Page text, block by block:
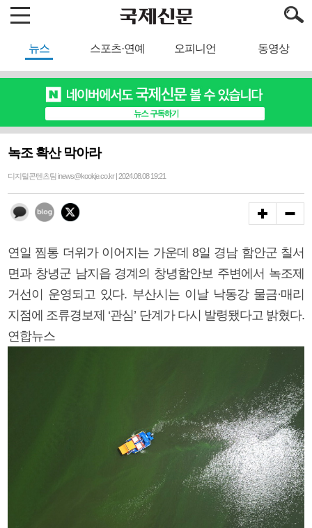
뉴스 스포츠·연예 오피니언 동영상
녹조 확산 막아라
디지털콘텐츠팀 inews@kookje.co.kr | 2024.08.08 19:21
연일 찜통 더위가 이어지는 가운데 8일 경남 함안군 칠서
면과 창녕군 남지읍 경계의 창녕함안보 주변에서 녹조제
거선이 운영되고 있다. 부산시는 이날 낙동강 물금·매리
지점에 조류경보제 ‘관심’ 단계가 다시 발령됐다고 밝혔다.
연합뉴스